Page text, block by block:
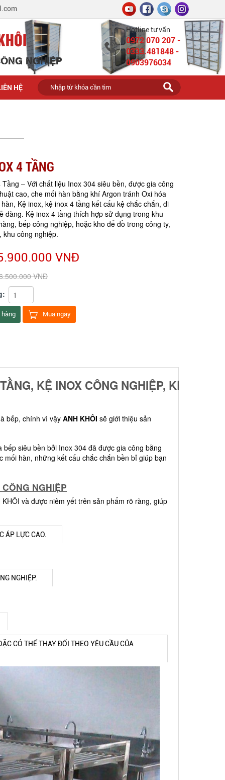
NGHIỆP
Hotline tư vấn
0972 070 207 -
0333.481848 -
0903976034
HỆ
4 TẦNG
Tầng – Với chất liệu Inox 304 siêu bền, được gia công
cao, che mối hàn bằng khí Argon tránh Oxi hóa
Kệ inox, kệ inox 4 tầng kết cấu kệ chắc chắn, di
dàng. Kệ inox 4 tầng thích hợp sử dụng trong khu
bếp công nghiệp, hoặc kho để đồ trong công ty,
khu công nghiệp.
VNĐ
VNĐ
hàng Mua ngay
KỆ INOX CÔNG NGHIỆP, KỆ
bếp, chính vì vậy ANH KHÔI sẽ giới thiệu sản
bếp siêu bền bởi Inox 304 đã được gia công bằng
hàn, những kết cấu chắc chắn bền bỉ giúp bạn
NGHIỆP
và được niêm yết trên sản phẩm rõ ràng, giúp
ÁP LỰC CAO.
NGHIỆP.
CÓ THỂ THAY ĐỔI THEO YÊU CẦU CỦA